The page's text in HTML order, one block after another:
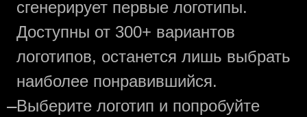
сгенерирует первые логотипы.
Доступны от 300+ вариантов
логотипов, останется лишь выбрать
наиболее понравившийся.
—Выберите логотип и попробуйте